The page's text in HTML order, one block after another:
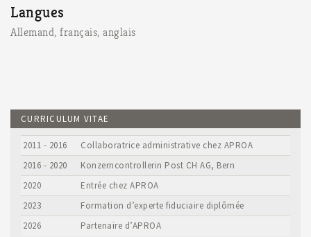
Langues
Allemand, français, anglais
CURRICULUM VITAE
2011 - 2016
Collaboratrice administrative chez APROA
2016 - 2020
Konzerncontrollerin Post CH AG, Bern
2020
Entrée chez APROA
2023
Formation d’experte fiduciaire diplômée
2026
Partenaire d’APROA